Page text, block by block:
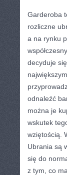
Garderoba
rozliczne
a na rynku
decyduje
odnaleźć
można je
wskutek
wziętością.
Ubrania są
się do
z tym, co